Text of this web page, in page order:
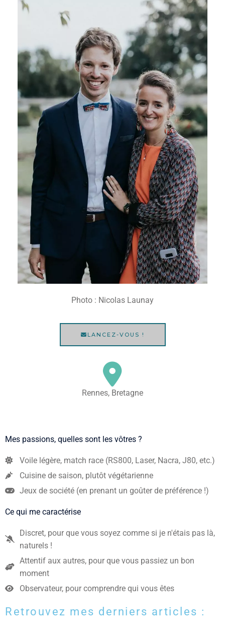
Photo : Nicolas Launay
LANCEZ-VOUS !
Rennes, Bretagne
Mes passions, quelles sont les vôtres ?
Voile légère, match race (RS800, Laser, Nacra, J80, etc.)
Cuisine de saison, plutôt végétarienne
Jeux de société (en prenant un goûter de préférence !)
Ce qui me caractérise
Discret, pour que vous soyez comme si je n'étais pas là,
naturels !
Attentif aux autres, pour que vous passiez un bon
moment
Observateur, pour comprendre qui vous êtes
Retrouvez mes derniers articles :